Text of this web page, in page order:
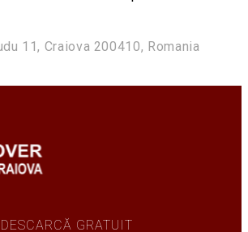
11, Craiova 200410, Romania
DESCARCĂ GRATUIT